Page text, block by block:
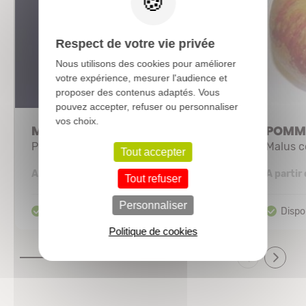
MALUS 'Winter gold'
Pommier d'ornement
A partir de 11,76 €
Malus
A partir
Respect de votre vie privée
Nous utilisons des cookies pour améliorer
votre expérience, mesurer l'audience et
proposer des contenus adaptés. Vous
pouvez accepter, refuser ou personnaliser
vos choix.
Tout accepter
Tout refuser
Personnaliser
Politique de cookies